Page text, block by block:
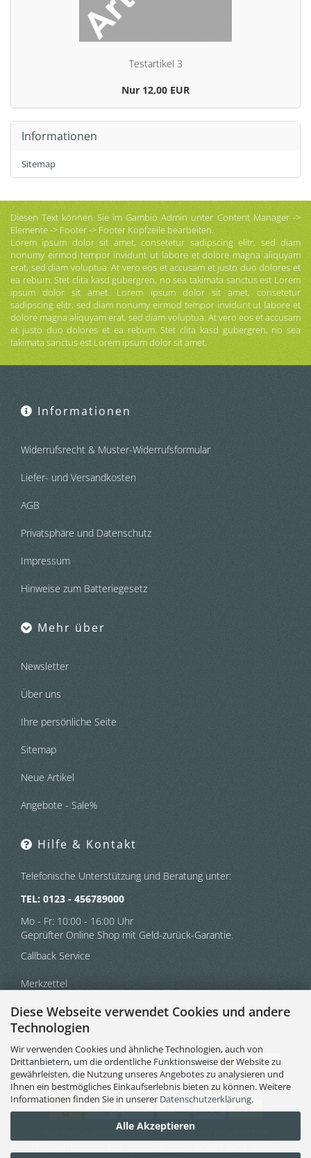
Diese Webseite verwendet Cookies und andere
Technologien
Wir verwenden Cookies und ähnliche Technologien, auch von
Drittanbietern, um die ordentliche Funktionsweise der Website zu
gewährleisten, die Nutzung unseres Angebotes zu analysieren und
Ihnen ein bestmögliches Einkaufserlebnis bieten zu können. Weitere
Informationen finden Sie in unserer Datenschutzerklärung.
Alle Akzeptieren
Te­st­ar­ti­kel 3
Nur 12,00 EUR
Informationen
Sitemap
Diesen Text können Sie im Gambio Admin unter Content Manager ->
Elemente -> Footer -> Footer Kopfzeile bearbeiten.
Lorem ipsum dolor sit amet, consetetur sadipscing elitr, sed diam
nonumy eirmod tempor invidunt ut labore et dolore magna aliquyam
erat, sed diam voluptua. At vero eos et accusam et justo duo dolores et
ea rebum. Stet clita kasd gubergren, no sea takimata sanctus est Lorem
ipsum dolor sit amet. Lorem ipsum dolor sit amet, consetetur
sadipscing elitr, sed diam nonumy eirmod tempor invidunt ut labore et
dolore magna aliquyam erat, sed diam voluptua. At vero eos et accusam
et justo duo dolores et ea rebum. Stet clita kasd gubergren, no sea
takimata sanctus est Lorem ipsum dolor sit amet.
Informationen
Widerrufsrecht & Muster-Widerrufsformular
Liefer- und Versandkosten
AGB
Privatsphäre und Datenschutz
Impressum
Hinweise zum Batteriegesetz
Mehr über
Newsletter
Über uns
Ihre persönliche Seite
Sitemap
Neue Artikel
Angebote - Sale%
Hilfe & Kontakt
Telefonische Unterstützung und Beratung unter:
TEL: 0123 - 456789000
Mo - Fr: 10:00 - 16:00 Uhr
Geprüfter Online Shop mit Geld-zurück-Garantie.
Callback Service
Merkzettel
Kontaktformular
Alle Preise verstehen sich inklusive der gesetzlichen